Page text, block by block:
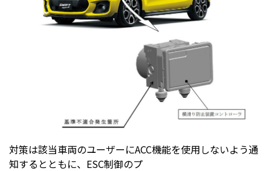
対策は該当車両のユーザーにACC機能を使用しないよう通
知するとともに、ESC制御のプ